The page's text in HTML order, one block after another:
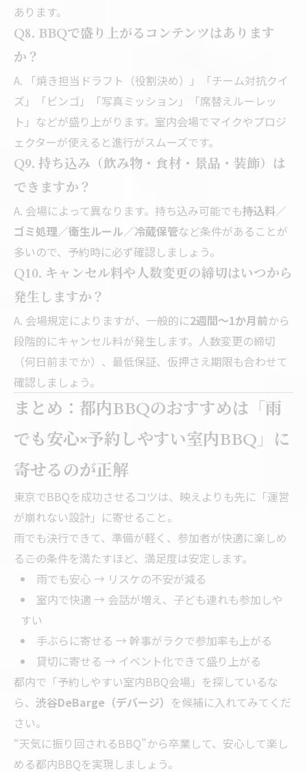
あります。
Q8. BBQで盛り上がるコンテンツはあります
か？
A. 「焼き担当ドラフト（役割決め）」「チーム対抗クイ
ズ」「ビンゴ」「写真ミッション」「席替えルーレッ
ト」などが盛り上がります。室内会場でマイクやプロジ
ェクターが使えると進行がスムーズです。
Q9. 持ち込み（飲み物・食材・景品・装飾）は
できますか？
A. 会場によって異なります。持ち込み可能でも持込料／
ゴミ処理／衛生ルール／冷蔵保管など条件があることが
多いので、予約時に必ず確認しましょう。
Q10. キャンセル料や人数変更の締切はいつから
発生しますか？
A. 会場規定によりますが、一般的に2週間〜1か月前から
段階的にキャンセル料が発生します。人数変更の締切
（何日前までか）、最低保証、仮押さえ期限も合わせて
確認しましょう。
まとめ：都内BBQのおすすめは「雨
でも安心×予約しやすい室内BBQ」に
寄せるのが正解
東京でBBQを成功させるコツは、映えよりも先に「運営
が崩れない設計」に寄せること。
雨でも決行できて、準備が軽く、参加者が快適に楽しめ
る――この条件を満たすほど、満足度は安定します。
雨でも安心 → リスケの不安が減る
室内で快適 → 会話が増え、子ども連れも参加しや
すい
手ぶらに寄せる → 幹事がラクで参加率も上がる
貸切に寄せる → イベント化できて盛り上がる
都内で「予約しやすい室内BBQ会場」を探しているな
ら、 渋谷DeBarge（デバージ） を候補に入れてみてくだ
さい。
“天気に振り回されるBBQ”から卒業して、安心して楽し
める都内BBQを実現しましょう。